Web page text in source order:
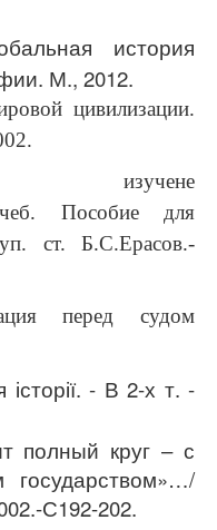
история
М., 2012.
цивилизации.
изучене
Пособие для
ст. Б.С.Ерасов.-
перед судом
- В 2-х т. -
полный круг – с
С192-202.